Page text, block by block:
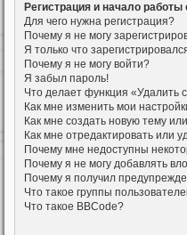
Регистрация и начало
Для чего нужна регистрация?
Почему я не могу
Я только что
Почему я не могу войти?
Я забыл пароль!
Что делает функция «Удалить
Как мне изменить мои
Как мне создать новую тему
Как мне отредактировать или
Почему мне недоступны
Почему я не могу добавлять
Почему я получил
Что такое группы
Что такое BBCode?